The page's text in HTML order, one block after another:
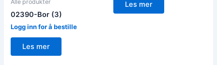
Alle produkter
02390-Bor (3)
Logg inn for å bestille
Les mer
Les mer